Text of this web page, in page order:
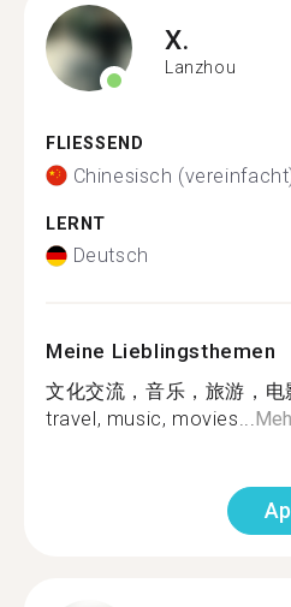
X.
Lanzhou
FLIESSEND
Chinesisch
LERNT
Deutsch
Meine Lieblingsthemen
文化交流，音乐，旅游，
travel, music, movies...